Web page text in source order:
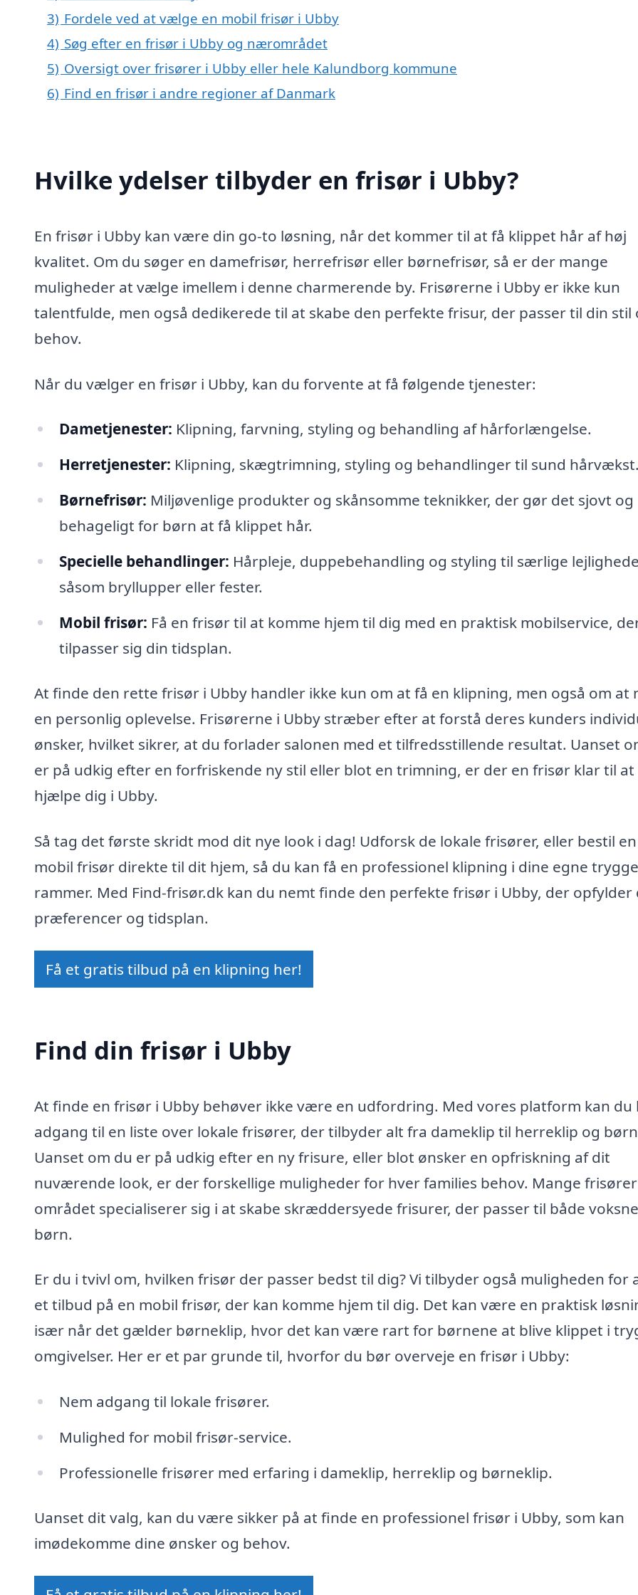
3) Fordele ved at vælge en mobil frisør i Ubby
4) Søg efter en frisør i Ubby og nærområdet
5) Oversigt over frisører i Ubby eller hele Kalundborg kommune
6) Find en frisør i andre regioner af Danmark
Hvilke ydelser tilbyder en frisør i Ubby?
En frisør i Ubby kan være din go-to løsning, når det kommer til at få klippet hår af høj
kvalitet. Om du søger en damefrisør, herrefrisør eller børnefrisør, så er der mange
muligheder at vælge imellem i denne charmerende by. Frisørerne i Ubby er ikke kun
talentfulde, men også dedikerede til at skabe den perfekte frisur, der passer til din stil
behov.
Når du vælger en frisør i Ubby, kan du forvente at få følgende tjenester:
Dametjenester: Klipning, farvning, styling og behandling af hårforlængelse.
Herretjenester: Klipning, skægtrimning, styling og behandlinger til sund
Børnefrisør: Miljøvenlige produkter og skånsomme teknikker, der gør det sjovt og
behageligt for børn at få klippet hår.
Specielle behandlinger: Hårpleje, duppebehandling og styling til særlige
såsom bryllupper eller fester.
Mobil frisør: Få en frisør til at komme hjem til dig med en praktisk mobilservice,
tilpasser sig din tidsplan.
At finde den rette frisør i Ubby handler ikke kun om at få en klipning, men også om at
en personlig oplevelse. Frisørerne i Ubby stræber efter at forstå deres kunders
ønsker, hvilket sikrer, at du forlader salonen med et tilfredsstillende resultat. Uanset
er på udkig efter en forfriskende ny stil eller blot en trimning, er der en frisør klar til at
hjælpe dig i Ubby.
Så tag det første skridt mod dit nye look i dag! Udforsk de lokale frisører, eller bestil en
mobil frisør direkte til dit hjem, så du kan få en professionel klipning i dine egne trygge
rammer. Med Find-frisør.dk kan du nemt finde den perfekte frisør i Ubby, der opfylder
præferencer og tidsplan.
Få et gratis tilbud på en klipning her!
Find din frisør i Ubby
At finde en frisør i Ubby behøver ikke være en udfordring. Med vores platform kan du
adgang til en liste over lokale frisører, der tilbyder alt fra dameklip til herreklip og
Uanset om du er på udkig efter en ny frisure, eller blot ønsker en opfriskning af dit
nuværende look, er der forskellige muligheder for hver families behov. Mange
området specialiserer sig i at skabe skræddersyede frisurer, der passer til både
børn.
Er du i tvivl om, hvilken frisør der passer bedst til dig? Vi tilbyder også muligheden for
et tilbud på en mobil frisør, der kan komme hjem til dig. Det kan være en praktisk
især når det gælder børneklip, hvor det kan være rart for børnene at blive klippet i
omgivelser. Her er et par grunde til, hvorfor du bør overveje en frisør i Ubby:
Nem adgang til lokale frisører.
Mulighed for mobil frisør-service.
Professionelle frisører med erfaring i dameklip, herreklip og børneklip.
Uanset dit valg, kan du være sikker på at finde en professionel frisør i Ubby, som kan
imødekomme dine ønsker og behov.